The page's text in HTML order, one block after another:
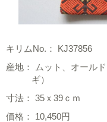
キリムNo.： KJ37856
産地： ムット、オール
ギ）
寸法： 35ｘ39ｃｍ
価格： 10,450円